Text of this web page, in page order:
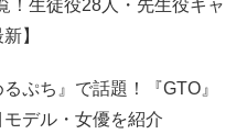
！生徒役28人・先生役キャ
】
ぷち』で話題！『GTO』
デル・女優を紹介